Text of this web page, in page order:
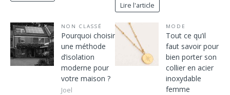
Lire l'article
NON CLASSÉ
Pourquoi choisir
une méthode
d’isolation
moderne pour
votre maison ?
Joel
MODE
Tout ce qu’il
faut savoir pour
bien porter son
collier en acier
inoxydable
femme